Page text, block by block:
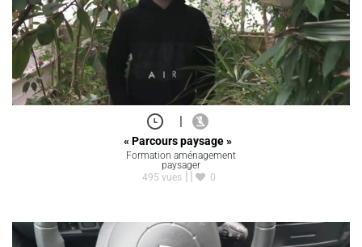
|
« Parcours paysage »
Formation aménagement
paysager
495 vues
0